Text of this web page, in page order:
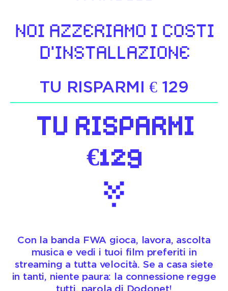
NOI AZZERIAMO I COSTI
D'INSTALLAZIONE
TU RISPARMI € 129
TU RISPARMI
€129
Con la banda FWA gioca, lavora, ascolta
musica e vedi i tuoi film preferiti in
streaming a tutta velocità. Se a casa siete
in tanti, niente paura: la connessione regge
tutti, parola di Dodonet!